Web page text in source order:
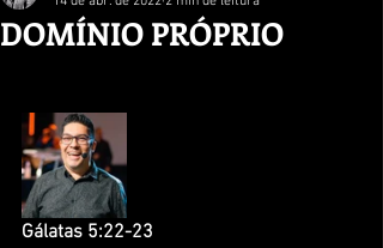
DOMÍNIO PRÓPRIO
Gálatas 5:22-23